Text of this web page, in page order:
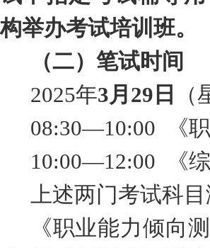
构举办考试培训班。
（二）笔试时间
2025年3月 29 日 （
08:30—10:00
《
10:00—12:00
《
上述两门考试科
《职业能力倾向